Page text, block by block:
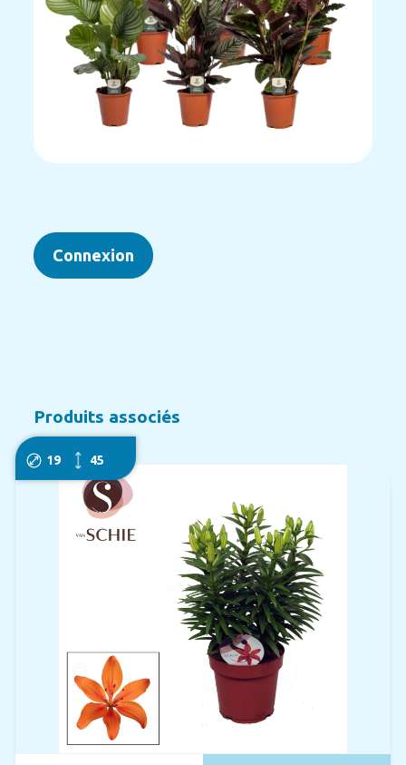
Connexion
Produits associés
19 45